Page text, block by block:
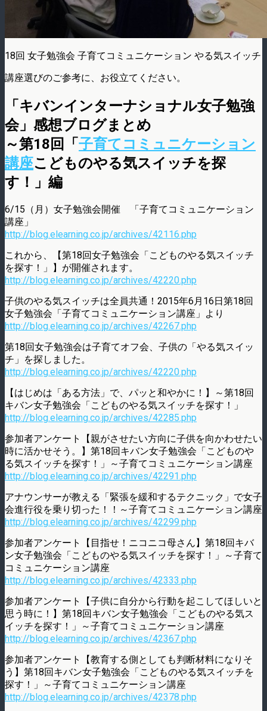
18回 女子勉強会 子育てコミュニケーション やる気スイッチ
講座選びのご参考に、お役立てください。
「キバンインターナショナル女子勉強
会」感想ブログまとめ
～第18回「子育てコミュニケーション
講座こどものやる気スイッチを探
す！」編
6/15（月）女子勉強会開催 「子育てコミュニケーション
講座」
http://blog.elearning.co.jp/archives/42116.php
これから、【第18回女子勉強会「こどものやる気スイッチ
を探す！」】が開催されます。
http://blog.elearning.co.jp/archives/42220.php
子供のやる気スイッチは全員共通！2015年6月16日第18回
女子勉強会「子育てコミュニケーション講座」より
http://blog.elearning.co.jp/archives/42267.php
第18回女子勉強会は子育てオフ会、子供の「やる気スイッ
チ」を探しました。
http://blog.elearning.co.jp/archives/42220.php
【はじめは「ある方法」で、パッと和やかに！】～第18回
キバン女子勉強会「こどものやる気スイッチを探す！」
http://blog.elearning.co.jp/archives/42285.php
参加者アンケート【親がさせたい方向に子供を向かわせたい
時に活かせそう。】第18回キバン女子勉強会「こどものや
る気スイッチを探す！」～子育てコミュニケーション講座
http://blog.elearning.co.jp/archives/42291.php
アナウンサーが教える「緊張を緩和するテクニック」で女子
会進行役を乗り切った！！～子育てコミュニケーション講座
http://blog.elearning.co.jp/archives/42299.php
参加者アンケート【目指せ！ニコニコ母さん】第18回キバ
ン女子勉強会「こどものやる気スイッチを探す！」～子育て
コミュニケーション講座
http://blog.elearning.co.jp/archives/42333.php
参加者アンケート【子供に自分から行動を起こしてほしいと
思う時に！】第18回キバン女子勉強会「こどものやる気ス
イッチを探す！」～子育てコミュニケーション講座
http://blog.elearning.co.jp/archives/42367.php
参加者アンケート【教育する側としても判断材料になりそ
う】第18回キバン女子勉強会「こどものやる気スイッチを
探す！」～子育てコミュニケーション講座
http://blog.elearning.co.jp/archives/42378.php